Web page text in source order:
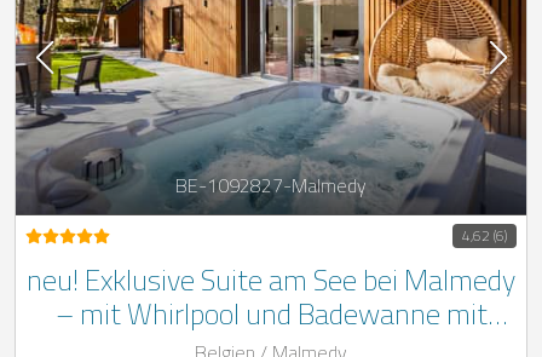
BE-1092827-Malmedy
4,62 (6)
neu! Exklusive Suite am See bei Malmedy
– mit Whirlpool und Badewanne mit
Panoramablick für pure Entspannung